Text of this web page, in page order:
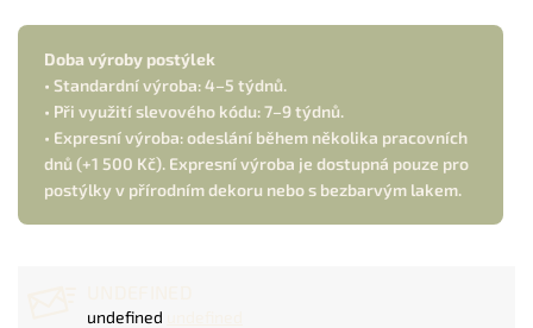
Doba výroby postýlek
• Standardní výroba: 4–5 týdnů.
• Při využití slevového kódu: 7–9 týdnů.
• Expresní výroba: odeslání během několika pracovních
dnů (+1 500 Kč). Expresní výroba je dostupná pouze pro
postýlky v přírodním dekoru nebo s bezbarvým lakem.
undefined